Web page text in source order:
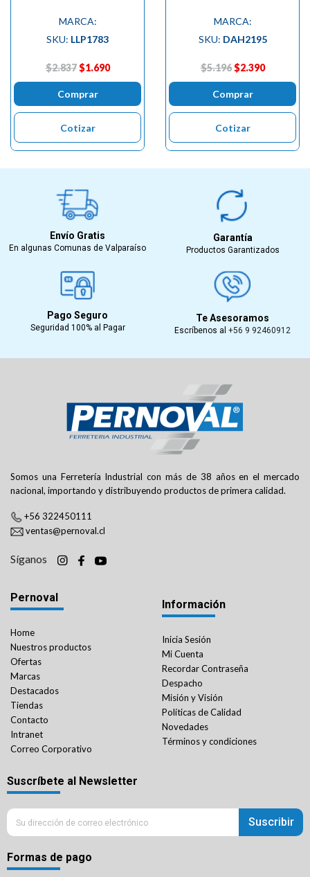
MARCA:
SKU: LLP1783
$2.837 $1.690
Comprar
Cotizar
MARCA:
SKU: DAH2195
$5.196 $2.390
Comprar
Cotizar
Envío Gratis
En algunas Comunas de Valparaíso
Garantía
Productos Garantizados
Pago Seguro
Seguridad 100% al Pagar
Te Asesoramos
Escríbenos al +56 9 92460912
Somos una Ferretería Industrial con más de 38 años en el mercado
nacional, importando y distribuyendo productos de primera calidad.
+56 322450111
ventas@pernoval.cl
Síganos
Pernoval
Home
Nuestros productos
Ofertas
Marcas
Destacados
Tiendas
Contacto
Intranet
Correo Corporativo
Información
Inicia Sesión
Mi Cuenta
Recordar Contraseña
Despacho
Misión y Visión
Políticas de Calidad
Novedades
Términos y condiciones
Suscríbete al Newsletter
Suscribir
Formas de pago